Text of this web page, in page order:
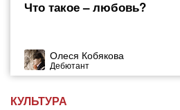
Что такое – любовь?
Олеся Кобякова
Дебютант
КУЛЬТУРА